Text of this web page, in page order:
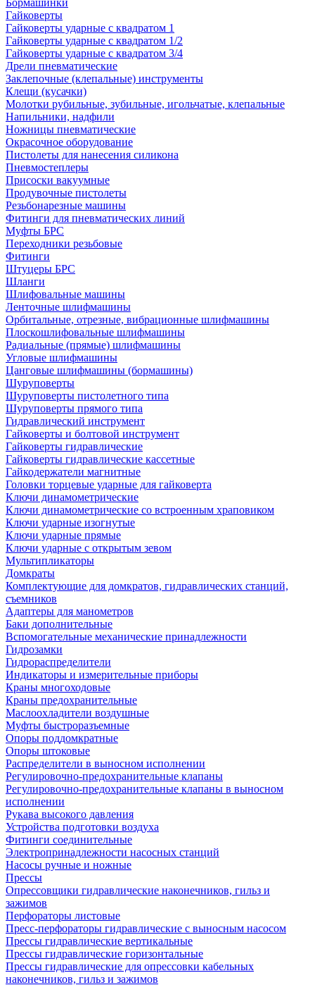
Бормашинки
Гайковерты
Гайковерты ударные с квадратом 1
Гайковерты ударные с квадратом 1/2
Гайковерты ударные с квадратом 3/4
Дрели пневматические
Заклепочные (клепальные) инструменты
Клещи (кусачки)
Молотки рубильные, зубильные, игольчатые, клепальные
Напильники, надфили
Ножницы пневматические
Окрасочное оборудование
Пистолеты для нанесения силикона
Пневмостеплеры
Присоски вакуумные
Продувочные пистолеты
Резьбонарезные машины
Фитинги для пневматических линий
Муфты БРС
Переходники резьбовые
Фитинги
Штуцеры БРС
Шланги
Шлифовальные машины
Ленточные шлифмашины
Орбитальные, отрезные, вибрационные шлифмашины
Плоскошлифовальные шлифмашины
Радиальные (прямые) шлифмашины
Угловые шлифмашины
Цанговые шлифмашины (бормашины)
Шуруповерты
Шуруповерты пистолетного типа
Шуруповерты прямого типа
Гидравлический инструмент
Гайковерты и болтовой инструмент
Гайковерты гидравлические
Гайковерты гидравлические кассетные
Гайкодержатели магнитные
Головки торцевые ударные для гайковерта
Ключи динамометрические
Ключи динамометрические со встроенным храповиком
Ключи ударные изогнутые
Ключи ударные прямые
Ключи ударные с открытым зевом
Мультипликаторы
Домкраты
Комплектующие для домкратов, гидравлических станций,
съемников
Адаптеры для манометров
Баки дополнительные
Вспомогательные механические принадлежности
Гидрозамки
Гидрораспределители
Индикаторы и измерительные приборы
Краны многоходовые
Краны предохранительные
Маслоохладители воздушные
Муфты быстроразъемные
Опоры поддомкратные
Опоры штоковые
Распределители в выносном исполнении
Регулировочно-предохранительные клапаны
Регулировочно-предохранительные клапаны в выносном
исполнении
Рукава высокого давления
Устройства подготовки воздуха
Фитинги соединительные
Электропринадлежности насосных станций
Насосы ручные и ножные
Прессы
Опрессовщики гидравлические наконечников, гильз и
зажимов
Перфораторы листовые
Пресс-перфораторы гидравлические с выносным насосом
Прессы гидравлические вертикальные
Прессы гидравлические горизонтальные
Прессы гидравлические для опрессовки кабельных
наконечников, гильз и зажимов